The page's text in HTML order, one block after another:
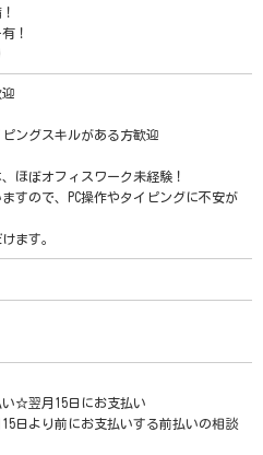
！
ピングスキルがある方歓迎
ほぼオフィスワーク未経験！
すので、PC操作やタイピングに不安が
ます。
☆翌月15日にお支払い
日より前にお支払いする前払いの相談